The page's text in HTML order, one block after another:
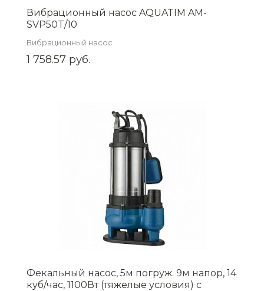
Вибрационный насос AQUATIM AM-
SVP50T/10
Вибрационный насос
1 758.57 руб.
Фекальный насос, 5м погруж. 9м напор, 14
куб/час, 1100Вт (тяжелые условия) с